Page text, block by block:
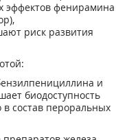
эффектов фенирамина
риск развития
и
биодоступность
в состав пероральных